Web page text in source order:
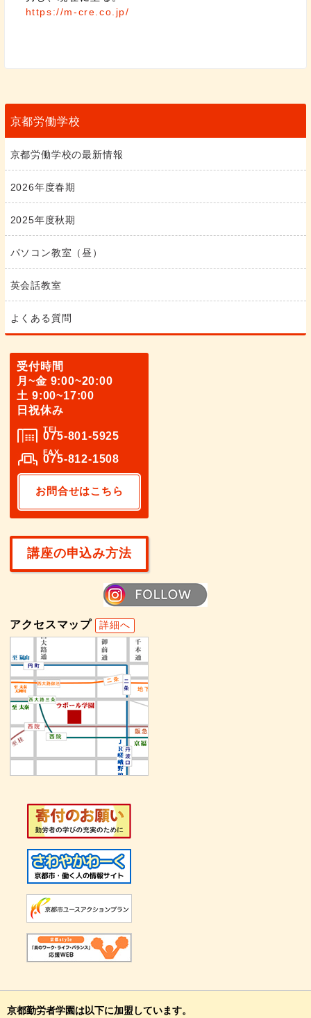
https://m-cre.co.jp/
京都労働学校
京都労働学校の最新情報
2026年度春期
2025年度秋期
パソコン教室（昼）
英会話教室
よくある質問
受付時間
月~金 9:00~20:00
土 9:00~17:00
日祝休み
TEL
075-801-5925
FAX
075-812-1508
お問合せはこちら
講座の申込み方法
アクセスマップ 詳細へ
京都勤労者学園は以下に加盟しています。